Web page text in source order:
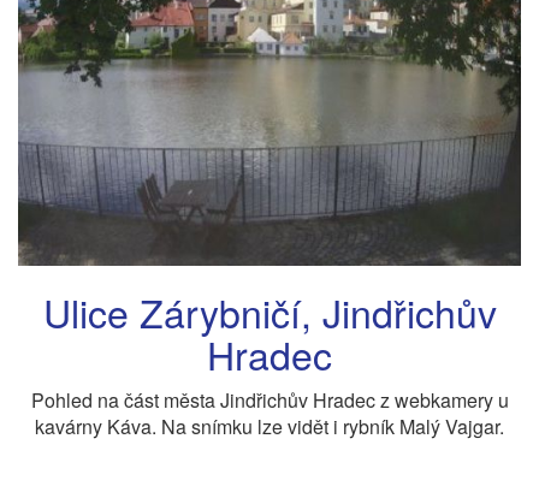
Ulice Zárybničí, Jindřichův
Hradec
Pohled na část města Jindřichův Hradec z webkamery u
kavárny Káva. Na snímku lze vidět i rybník Malý Vajgar.